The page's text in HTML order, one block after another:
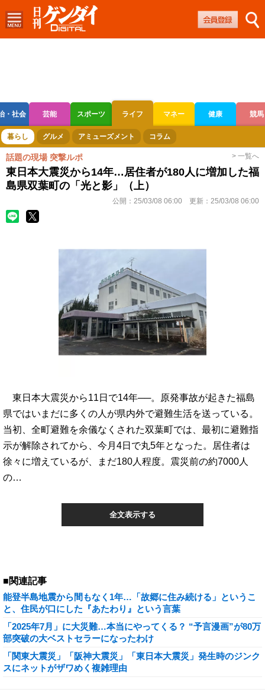
・社会 芸能 スポーツ ライフ マネー 健康 競馬
ボートレース 競輪 オートレース
暮らし グルメ アミューズメント コラム
話題の現場 突撃ルポ > 一覧へ
東日本大震災から14年…居住者が180人に増加した福
島県双葉町の「光と影」（上）
公開： 25/03/08 06:00 更新： 25/03/08 06:00
東日本大震災から11日で14年──。原発事故が起きた福島
県ではいまだに多くの人が県内外で避難生活を送っている。
当初、全町避難を余儀なくされた双葉町では、最初に避難指
示が解除されてから、今月4日で丸5年となった。居住者は
徐々に増えているが、まだ180人程度。震災前の約7000人
の…
全文表示する
■関連記事
能登半島地震から間もなく1年…「故郷に住み続ける」というこ
と、住民が口にした『あたわり』という言葉
「2025年7月」に大災難…本当にやってくる？ “予言漫画”が80万
部突破の大ベストセラーになったわけ
「関東大震災」「阪神大震災」「東日本大震災」発生時のジンク
スにネットがザワめく複雑理由